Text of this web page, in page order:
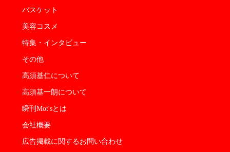
バスケット
美容コスメ
特集・インタビュー
その他
高須基仁について
高須基一朗について
瞬刊Mot'sとは
会社概要
広告掲載に関するお問い合わせ